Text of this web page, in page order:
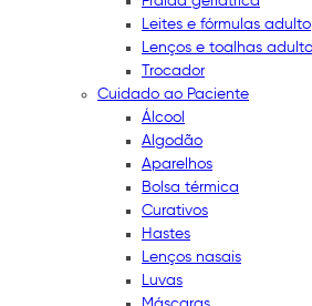
Leites e fórmulas adulto
Lenços e toalhas adulto
Trocador
Cuidado ao Paciente
Álcool
Algodão
Aparelhos
Bolsa térmica
Curativos
Hastes
Lenços nasais
Luvas